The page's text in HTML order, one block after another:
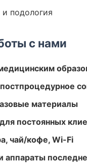
подология
с нами
постпроцедурное
материалы
постоянных
чай/кофе, Wi-Fi